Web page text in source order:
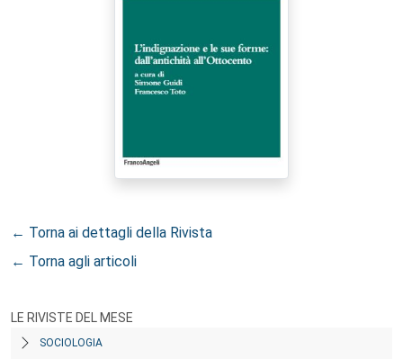
← Torna ai dettagli della Rivista
← Torna agli articoli
LE RIVISTE DEL MESE
SOCIOLOGIA